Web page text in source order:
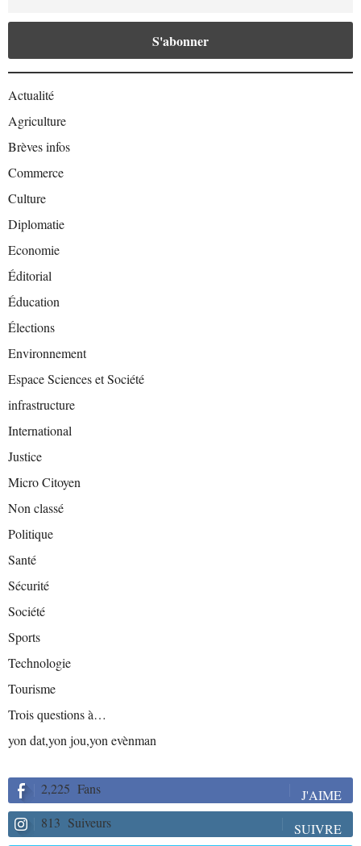
Actualité
Agriculture
Brèves infos
Commerce
Culture
Diplomatie
Economie
Éditorial
Éducation
Élections
Environnement
Espace Sciences et Société
infrastructure
International
Justice
Micro Citoyen
Non classé
Politique
Santé
Sécurité
Société
Sports
Technologie
Tourisme
Trois questions à…
yon dat,yon jou,yon evènman
2,225 Fans
J'AIME
813 Suiveurs
SUIVRE